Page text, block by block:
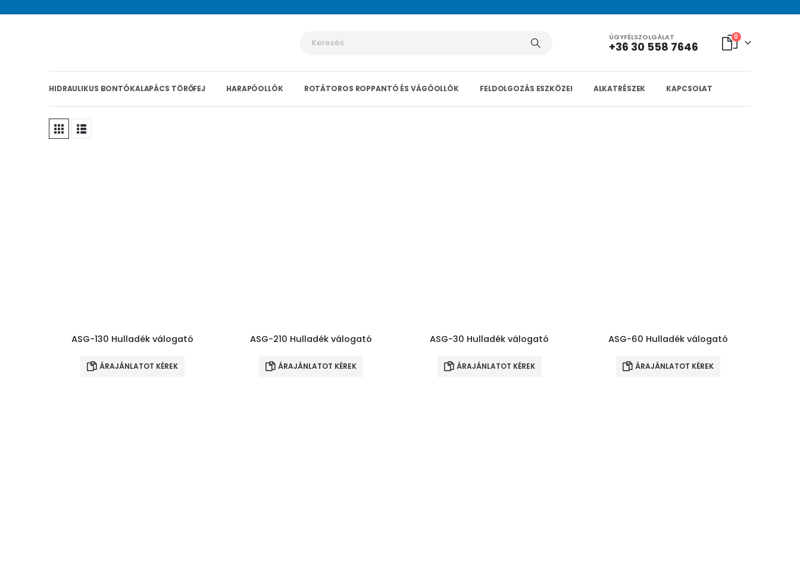
ÜGYFÉLSZOLGÁLAT
+36 30 558 7646
0
HIDRAULIKUS BONTÓKALAPÁCS TÖRŐFEJ HARAPÓOLLÓK ROTÁTOROS ROPPANTÓ ÉS VÁGÓOLLÓK FELDOLGOZÁS ESZKÖZEI ALKATRÉSZEK KAPCSOLAT
ASG-130 Hulladék válogató
ÁRAJÁNLATOT KÉREK
ASG-210 Hulladék válogató
ÁRAJÁNLATOT KÉREK
ASG-30 Hulladék válogató
ÁRAJÁNLATOT KÉREK
ASG-60 Hulladék válogató
ÁRAJÁNLATOT KÉREK